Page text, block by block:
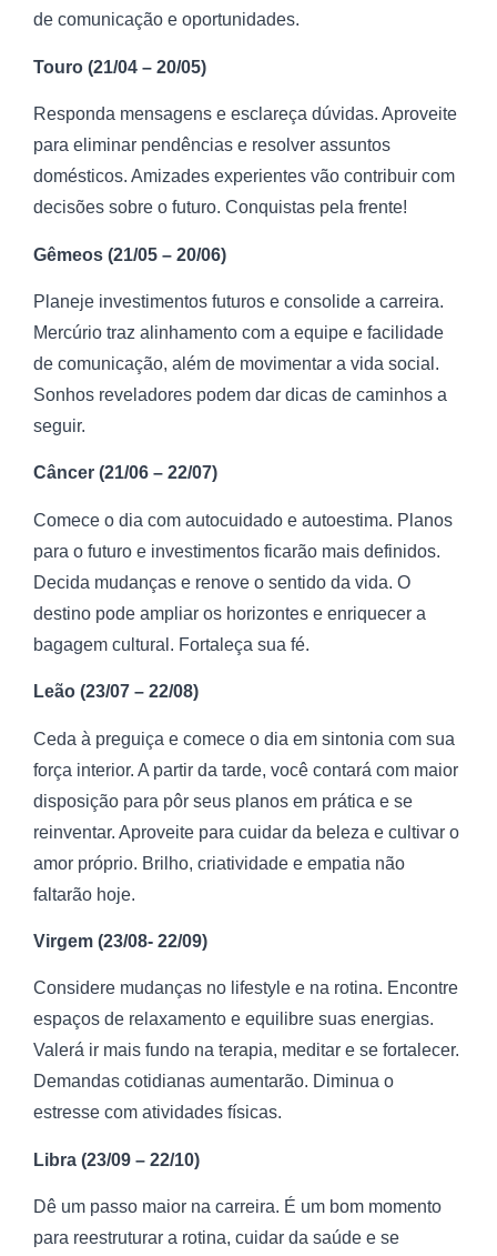
de comunicação e oportunidades.
Touro (21/04 – 20/05)
Responda mensagens e esclareça dúvidas. Aproveite
para eliminar pendências e resolver assuntos
domésticos. Amizades experientes vão contribuir com
decisões sobre o futuro. Conquistas pela frente!
Gêmeos (21/05 – 20/06)
Planeje investimentos futuros e consolide a carreira.
Mercúrio traz alinhamento com a equipe e facilidade
de comunicação, além de movimentar a vida social.
Sonhos reveladores podem dar dicas de caminhos a
seguir.
Câncer (21/06 – 22/07)
Comece o dia com autocuidado e autoestima. Planos
para o futuro e investimentos ficarão mais definidos.
Decida mudanças e renove o sentido da vida. O
destino pode ampliar os horizontes e enriquecer a
bagagem cultural. Fortaleça sua fé.
Leão (23/07 – 22/08)
Ceda à preguiça e comece o dia em sintonia com sua
força interior. A partir da tarde, você contará com maior
disposição para pôr seus planos em prática e se
reinventar. Aproveite para cuidar da beleza e cultivar o
amor próprio. Brilho, criatividade e empatia não
faltarão hoje.
Virgem (23/08- 22/09)
Considere mudanças no lifestyle e na rotina. Encontre
espaços de relaxamento e equilibre suas energias.
Valerá ir mais fundo na terapia, meditar e se fortalecer.
Demandas cotidianas aumentarão. Diminua o
estresse com atividades físicas.
Libra (23/09 – 22/10)
Dê um passo maior na carreira. É um bom momento
para reestruturar a rotina, cuidar da saúde e se